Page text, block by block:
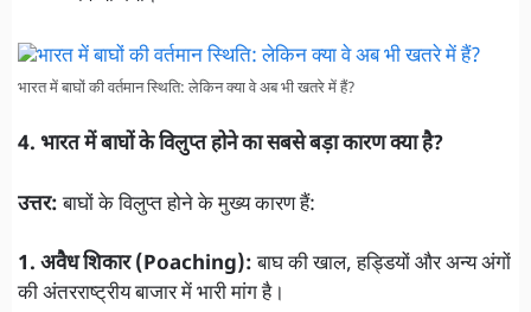
भारत में बाघों की वर्तमान स्थिति: लेकिन क्या वे अब भी खतरे में हैं?
4. भारत में बाघों के विलुप्त होने का सबसे बड़ा कारण क्या है?
उत्तर:बाघों के विलुप्त होने के मुख्य कारण हैं:
1. अवैध शिकार (Poaching):बाघ की खाल, हड्डियों और अन्य अंगों
की अंतरराष्ट्रीय बाजार में भारी मांग है।